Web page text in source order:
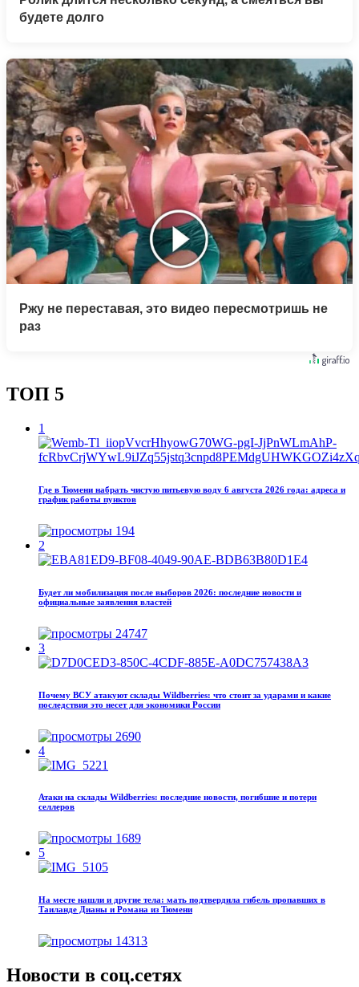
будете долго
Ржу не переставая, это видео пересмотришь не
раз
ТОП 5
1
Где в Тюмени набрать чистую питьевую воду 6 августа 2026 года: адреса и
график работы пунктов
194
2
Будет ли мобилизация после выборов 2026: последние новости и
официальные заявления властей
24747
3
Почему ВСУ атакуют склады Wildberries: что стоит за ударами и какие
последствия это несет для экономики России
2690
4
Атаки на склады Wildberries: последние новости, погибшие и потери
селлеров
1689
5
На месте нашли и другие тела: мать подтвердила гибель пропавших в
Таиланде Дианы и Романа из Тюмени
14313
Новости в соц.сетях